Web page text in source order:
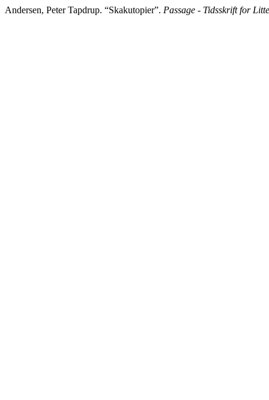
Andersen, Peter Tapdrup. “Skakutopier”. Passage - Tidsskrift for